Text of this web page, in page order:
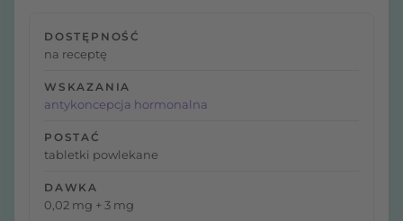
DOSTĘPNOŚĆ
na receptę
WSKAZANIA
antykoncepcja hormonalna
POSTAĆ
tabletki powlekane
DAWKA
0,02 mg + 3 mg